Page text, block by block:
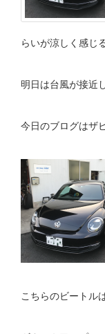
らいが涼しく感じ
明日は台風が接近
今日のブログはザ
こちらのビートル